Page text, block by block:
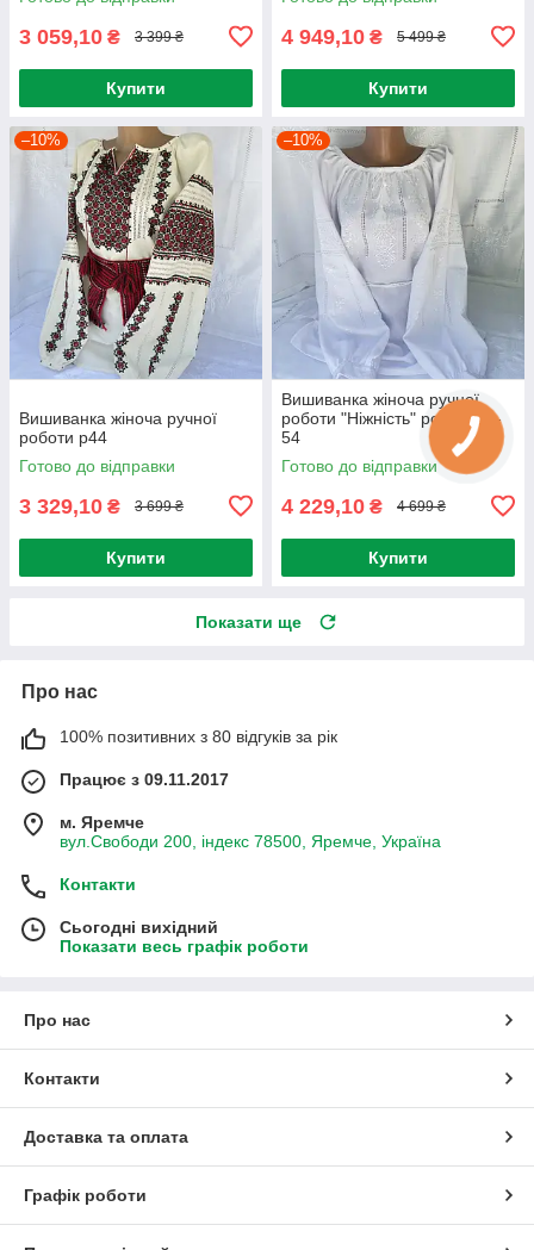
3 059,10 ₴ 3 399 ₴
Купити
4 949,10 ₴ 5 499 ₴
Купити
–10%
Вишиванка жіноча ручної
роботи р44
Готово до відправки
3 329,10 ₴ 3 699 ₴
Купити
–10%
Вишиванка жіноча ручної
роботи "Ніжність" розмір 52-
54
Готово до відправки
4 229,10 ₴ 4 699 ₴
Купити
Показати ще
Про нас
100% позитивних з 80 відгуків за рік
Працює з 09.11.2017
м. Яремче
вул.Свободи 200, індекс 78500, Яремче, Україна
Контакти
Сьогодні вихідний
Показати весь графік роботи
Про нас
Контакти
Доставка та оплата
Графік роботи